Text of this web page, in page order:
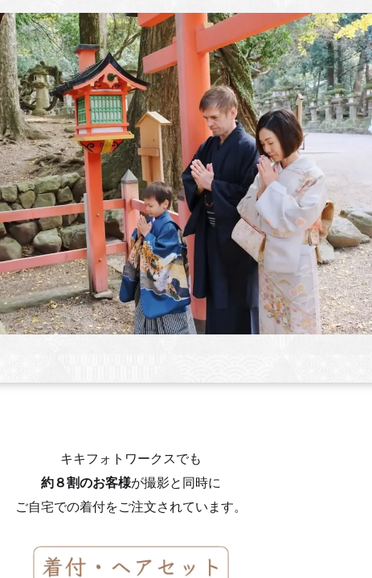
キキフォトワークスでも
約８割のお客様が撮影と同時に
ご自宅での着付をご注文されています。